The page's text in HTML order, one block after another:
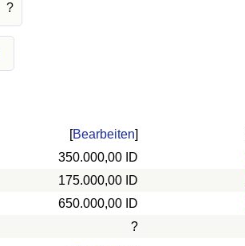
?
[Bearbeiten]
350.000,00 ID
175.000,00 ID
650.000,00 ID
?